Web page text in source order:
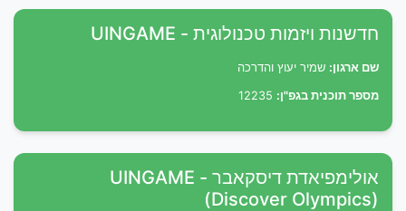
חדשנות ויזמות טכנולוגית - UINGAME
שם ארגון: שמיר יעוץ והדרכה
מספר תוכנית בגפ"ן:
אולימפיאדת דיסקאבר - UINGAME
(Discover Olympics)